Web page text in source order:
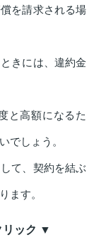
を請求される場
きには、違約金
と高額になるた
でしょう。
て、契約を結ぶ
ます。
リック ▼